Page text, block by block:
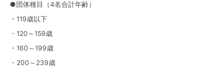
●団体種目（4名合計年齢）
・119歳以下
・120～159歳
・160～199歳
・200～239歳